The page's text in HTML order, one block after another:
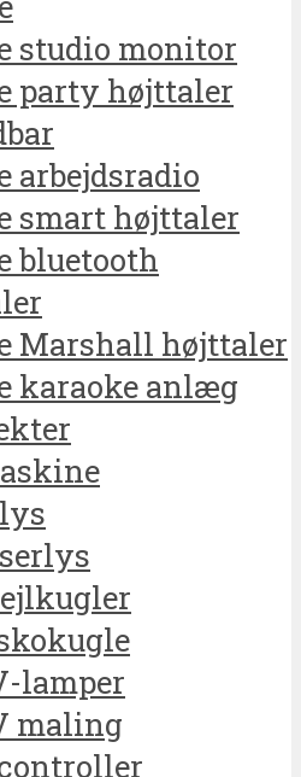
studio monitor
party højttaler
arbejdsradio
smart højttaler
bluetooth
Marshall højttaler
karaoke anlæg
lamper
maling